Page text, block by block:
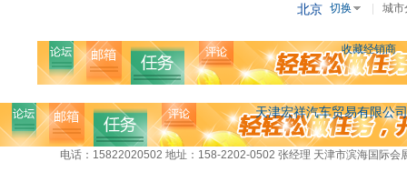
北京 切换 城市
收藏经销商
天津宏祥汽车贸易有限公司
电话：15822020502 地址：158-2202-0502 张经理 天津市滨海国际会